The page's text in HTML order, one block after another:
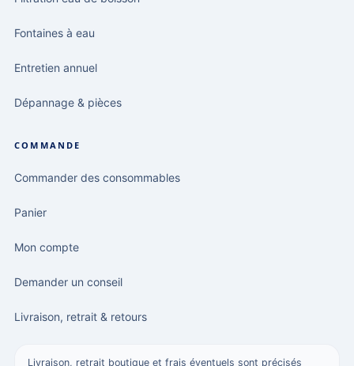
Fontaines à eau
Entretien annuel
Dépannage & pièces
COMMANDE
Commander des consommables
Panier
Mon compte
Demander un conseil
Livraison, retrait & retours
Livraison, retrait boutique et frais éventuels sont précisés